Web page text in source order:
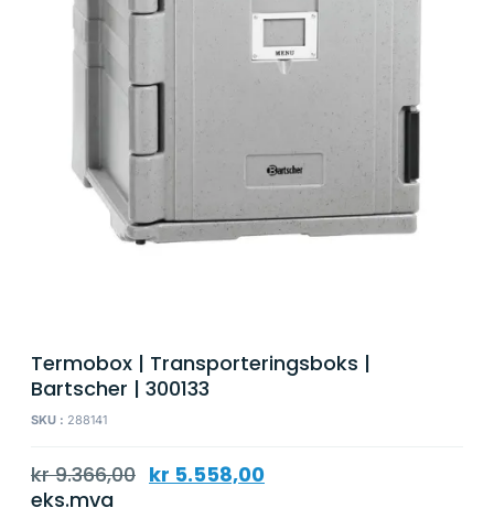
Termobox | Transporteringsboks |
Bartscher | 300133
SKU : 288141
kr9.366,00 kr 5.558,00
eks.mva